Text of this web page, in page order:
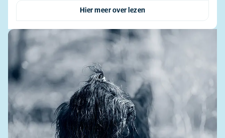
Hier meer over lezen